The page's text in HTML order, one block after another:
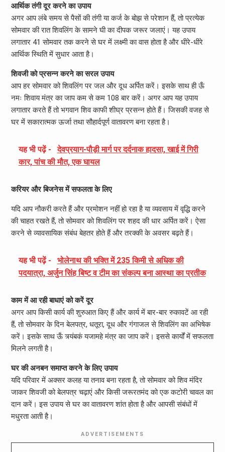
आर्थिक तंगी दूर करने का उपाय
अगर आप लंबे समय से पैसों की तंगी या कर्ज के बोझ से परेशान हैं, तो प्रत्येक
सोमवार की रात शिवलिंग के सामने घी का दीपक जरूर जलाएं। यह उपाय
लगातार 41 सोमवार तक करने से घर में लक्ष्मी का वास होता है और धीरे-धीरे
आर्थिक स्थिति में सुधार आता है।
शिवजी को प्रसन्न करने का सरल उपाय
आप हर सोमवार को शिवलिंग पर जल और दूध अर्पित करें। इसके साथ ही ऊँ
नमः शिवाय मंत्र का जाप कम से कम 108 बार करें। अगर आप यह उपाय
लगातार करते हैं तो भगवान शिव काफी शीघ्र प्रसन्न होते हैं। जिसकी वजह से
घर में सकारात्मक ऊर्जा तथा सौहार्दपूर्ण वातावरण बना रहता है।
यह भी पढ़ें -
देवप्रयाग-पौड़ी मार्ग पर दर्दनाक हादसा, खाई में गिरी
कार, पांच की मौत, एक घायल
करियर और बिजनेस में सफलता के लिए
यदि आप नौकरी करते हैं और प्रमोशन नहीं हो रहा है या व्यवसाय में वृद्धि करने
की चाहत रखते हैं, तो सोमवार को शिवलिंग पर शहद की धार अर्पित करें। ऐसा
करने से व्यावसायिक संबंध बेहतर होते हैं और तरक्की के अवसर बढ़ते हैं।
यह भी पढ़ें -
भोलेनाथ की भक्ति में 235 किमी से अधिक की
पदयात्रा, अर्जुन सिंह बिष्ट व टीम का संकल्प बना आस्था का प्रतीक
काम में आ रही बाधाएं को करें दूर
अगर आप किसी कार्य की शुरुआत किए हैं और कार्य में बार-बार रुकावटें आ रही
हैं, तो सोमवार के दिन बेलपत्र, धतूरा, दूध और गंगाजल से शिवलिंग का अभिषेक
करें। इसके साथ ऊँ त्र्यंबकं यजामहे मंत्र का जाप करें। इससे कार्यों में सफलता
मिलने लगती है।
घर की अनबन समाप्त करने के लिए उपाय
यदि परिवार में अक्सर कलह या तनाव बना रहता है, तो सोमवार को शिव मंदिर
जाकर शिवजी को बेलपत्र चढ़ाएं और किसी जरूरतमंद को एक कटोरी चावल का
दान करें। इस उपाय से घर का वातावरण शांत होता है और आपसी संबंधों में
मधुरता आती है।
ADVERTISEMENTS